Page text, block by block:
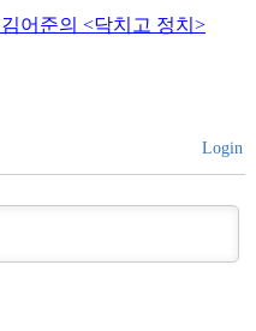
어준의 <닥치고 정치>
Login